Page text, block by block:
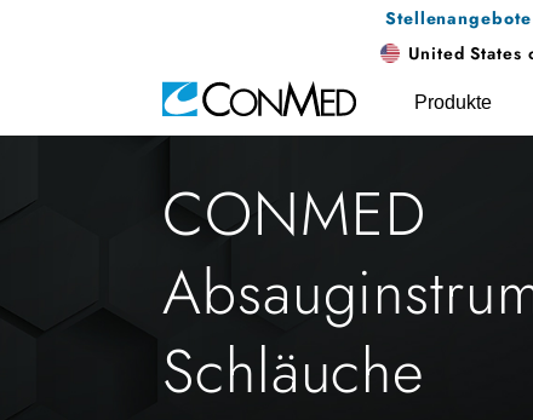
Produkte
Stellenangebote
United States
CONMED
Schläuche